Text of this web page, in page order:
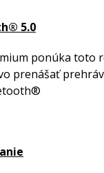
5.0
ponúka toto
prenášať